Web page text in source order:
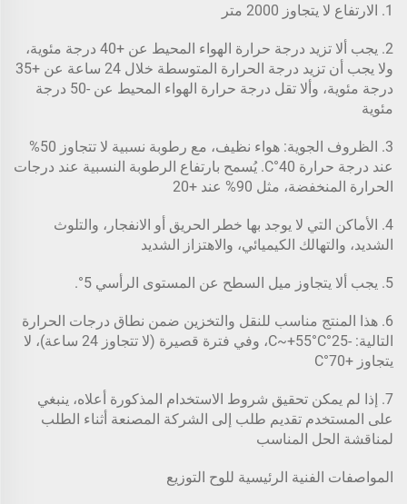
1. الارتفاع لا يتجاوز 2000 متر
2. يجب ألا تزيد درجة حرارة الهواء المحيط عن +40 درجة مئوية،
ولا يجب أن تزيد درجة الحرارة المتوسطة خلال 24 ساعة عن +35
درجة مئوية، وألا تقل درجة حرارة الهواء المحيط عن -50 درجة
مئوية
3. الظروف الجوية: هواء نظيف، مع رطوبة نسبية لا تتجاوز 50%
عند درجة حرارة 40°C. يُسمح بارتفاع الرطوبة النسبية عند درجات
الحرارة المنخفضة، مثل 90% عند +20
4. الأماكن التي لا يوجد بها خطر الحريق أو الانفجار، والتلوث
الشديد، والتهالك الكيميائي، والاهتزاز الشديد
5. يجب ألا يتجاوز ميل السطح عن المستوى الرأسي 5°.
6. هذا المنتج مناسب للنقل والتخزين ضمن نطاق درجات الحرارة
التالية: -25°C~+55°C، وفي فترة قصيرة (لا تتجاوز 24 ساعة)، لا
يتجاوز +70°C
7. إذا لم يمكن تحقيق شروط الاستخدام المذكورة أعلاه، ينبغي
على المستخدم تقديم طلب إلى الشركة المصنعة أثناء الطلب
لمناقشة الحل المناسب
المواصفات الفنية الرئيسية للوح التوزيع